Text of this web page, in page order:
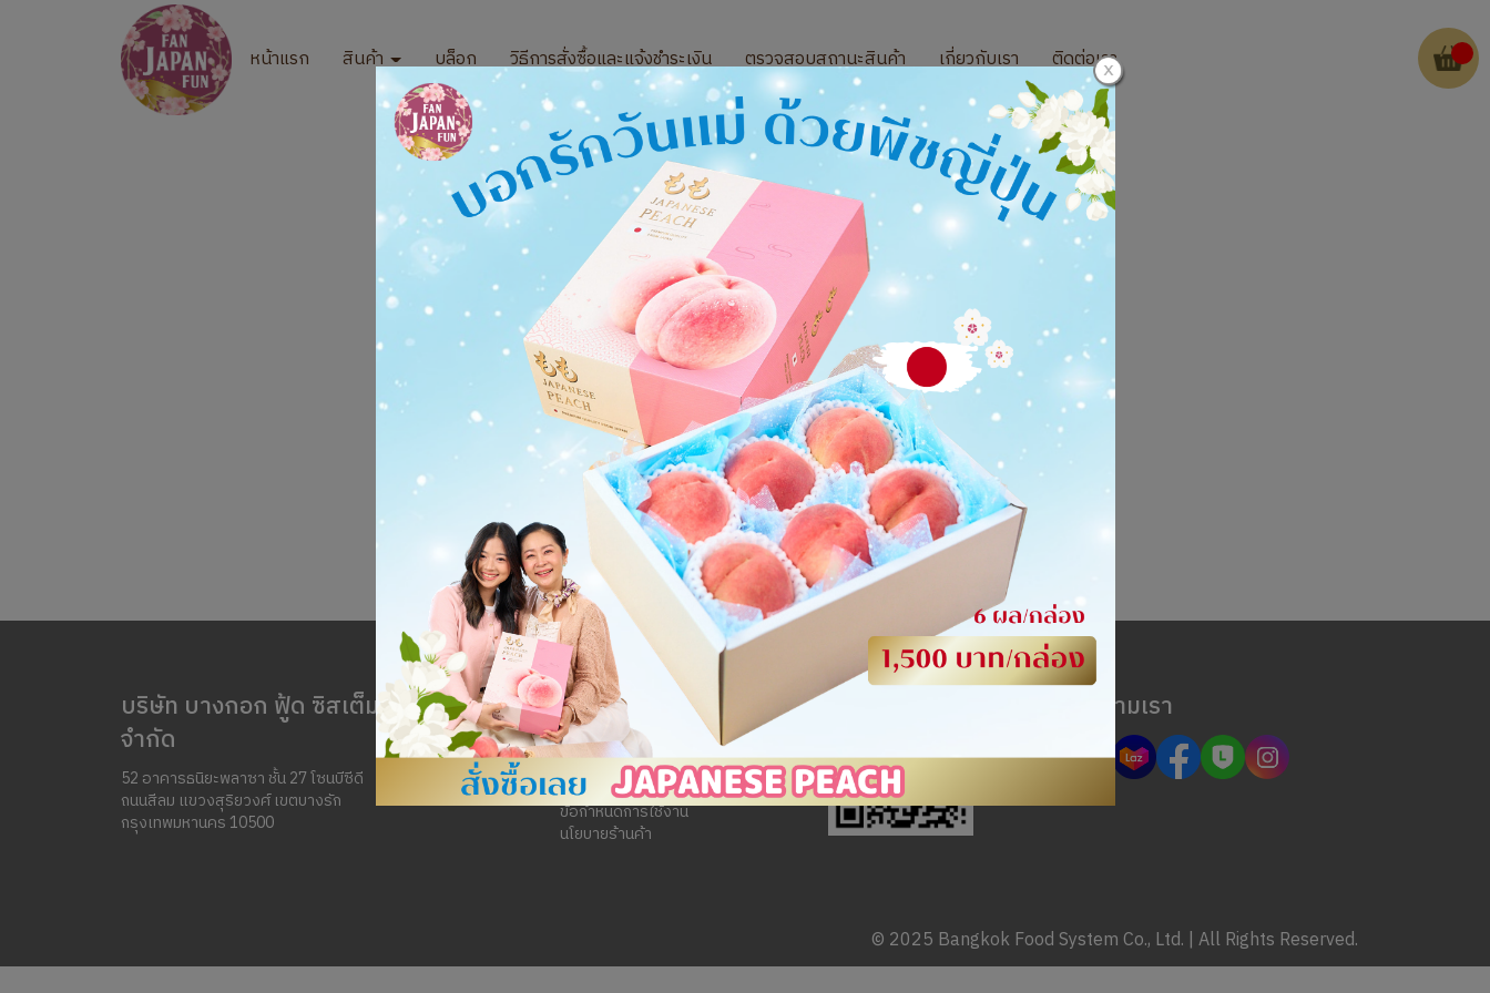
หน้าแรก สินค้า บล็อก วิธีการสั่งซื้อและแจ้งชำระเงิน ตรวจสอบสถานะสินค้า เกี่ยวกับเรา ติดต่อเรา
ผัก
บริษัท บางกอก ฟู้ด ซิสเต็ม
จำกัด
52 อาคารธนิยะพลาซา ชั้น 27 โซนบีซีดี
ถนนสีลม แขวงสุริยวงศ์ เขตบางรัก
กรุงเทพมหานคร 10500
ติดต่อเรา
02-231-2813
02-231-2814
ข้อกำหนดการใช้งาน
นโยบายร้านค้า
ติดตามเรา
© 2025 Bangkok Food System Co., Ltd. | All Rights Reserved.